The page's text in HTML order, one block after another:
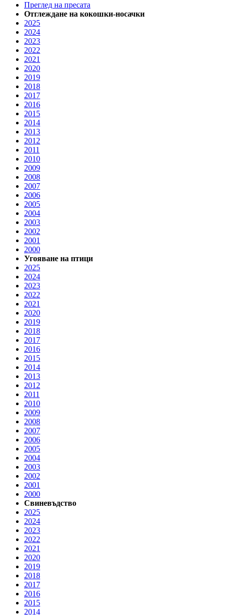
Преглед на пресата
Отглеждане на кокошки-носачки
2025
2024
2023
2022
2021
2020
2019
2018
2017
2016
2015
2014
2013
2012
2011
2010
2009
2008
2007
2006
2005
2004
2003
2002
2001
2000
Угояване на птици
2025
2024
2023
2022
2021
2020
2019
2018
2017
2016
2015
2014
2013
2012
2011
2010
2009
2008
2007
2006
2005
2004
2003
2002
2001
2000
Свиневъдство
2025
2024
2023
2022
2021
2020
2019
2018
2017
2016
2015
2014